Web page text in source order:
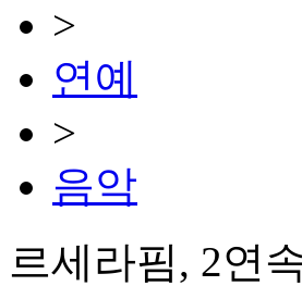
>
연예
>
음악
르세라핌, 2연